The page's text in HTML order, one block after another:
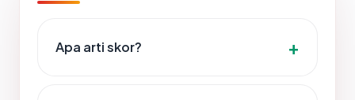
Apa arti skor?